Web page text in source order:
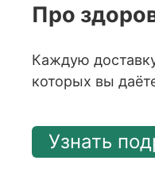
Про
Каждую
которых вы
Узнать